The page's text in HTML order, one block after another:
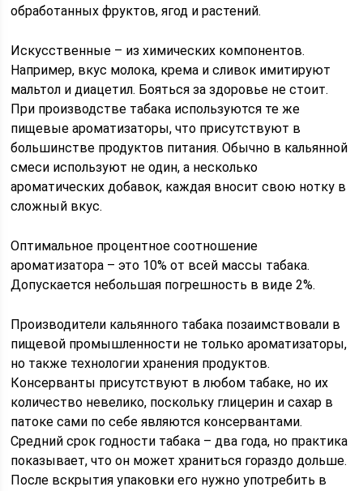
обработанных фруктов, ягод и растений.
Искусственные – из химических компонентов.
Например, вкус молока, крема и сливок имитируют
мальтол и диацетил. Бояться за здоровье не стоит.
При производстве табака используются те же
пищевые ароматизаторы, что присутствуют в
большинстве продуктов питания. Обычно в кальянной
смеси используют не один, а несколько
ароматических добавок, каждая вносит свою нотку в
сложный вкус.
Оптимальное процентное соотношение
ароматизатора – это 10% от всей массы табака.
Допускается небольшая погрешность в виде 2%.
Производители кальянного табака позаимствовали в
пищевой промышленности не только ароматизаторы,
но также технологии хранения продуктов.
Консерванты присутствуют в любом табаке, но их
количество невелико, поскольку глицерин и сахар в
патоке сами по себе являются консервантами.
Средний срок годности табака – два года, но практика
показывает, что он может храниться гораздо дольше.
После вскрытия упаковки его нужно употребить в